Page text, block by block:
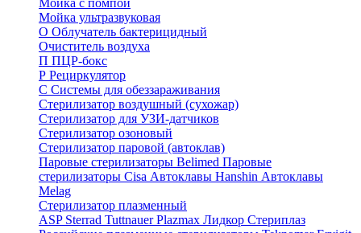
Мойка с помпой
Мойка ультразвуковая
О Облучатель бактерицидный
Очиститель воздуха
П ПЦР-бокс
Р Рециркулятор
С Системы для обеззараживания
Стерилизатор воздушный (сухожар)
Стерилизатор для УЗИ-датчиков
Стерилизатор озоновый
Стерилизатор паровой (автоклав)
Паровые стерилизаторы Belimed Паровые
стерилизаторы Cisa Автоклавы Hanshin Автоклавы
Melag
Стерилизатор плазменный
ASP Sterrad Tuttnauer Plazmax Лидкор Стериплаз